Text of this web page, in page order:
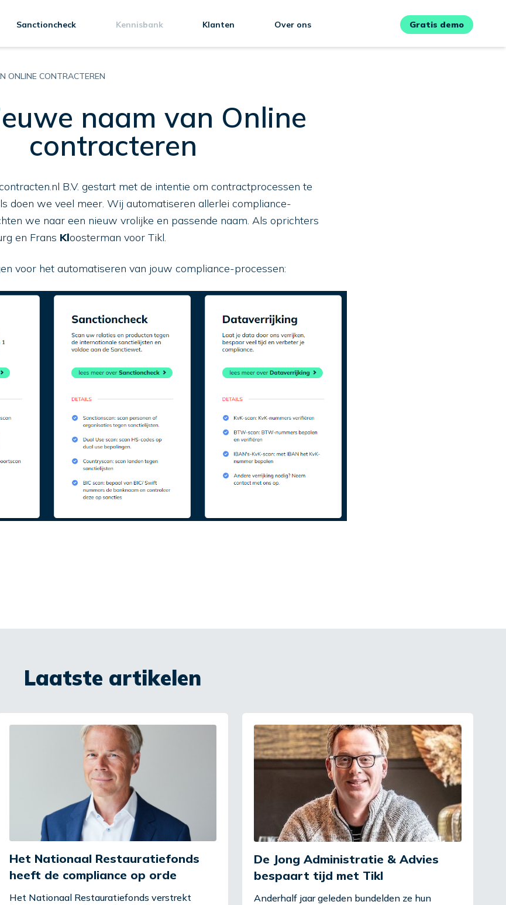
Sanctioncheck Kennisbank Klanten Over ons Gratis demo
ONLINE CONTRACTEREN
naam van Online
contracteren
B.V. gestart met de intentie om contractprocessen te
doen we veel meer. Wij automatiseren allerlei compliance-
we naar een nieuw vrolijke en passende naam. Als oprichters
en Frans Kloosterman voor Tikl.
voor het automatiseren van jouw compliance-processen:
Laatste artikelen
Het Nationaal Restauratiefonds
heeft de compliance op orde
Het Nationaal Restauratiefonds verstrekt
De Jong Administratie & Advies
bespaart tijd met Tikl
Anderhalf jaar geleden bundelden ze hun